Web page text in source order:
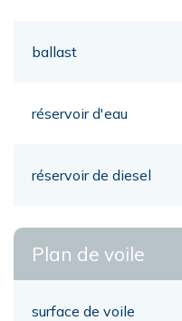
ballast
réservoir d'eau
réservoir de diesel
Plan de voile
surface de voile